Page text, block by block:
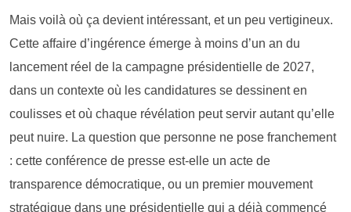
Mais voilà où ça devient intéressant, et un peu vertigineux.
Cette affaire d’ingérence émerge à moins d’un an du
lancement réel de la campagne présidentielle de 2027,
dans un contexte où les candidatures se dessinent en
coulisses et où chaque révélation peut servir autant qu’elle
peut nuire. La question que personne ne pose franchement
: cette conférence de presse est-elle un acte de
transparence démocratique, ou un premier mouvement
stratégique dans une présidentielle qui a déjà commencé